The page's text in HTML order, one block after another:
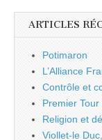
ARTICLES
Potimaron
L’Alliance
Contrôle et
Premier
Religion et
Viollet-le